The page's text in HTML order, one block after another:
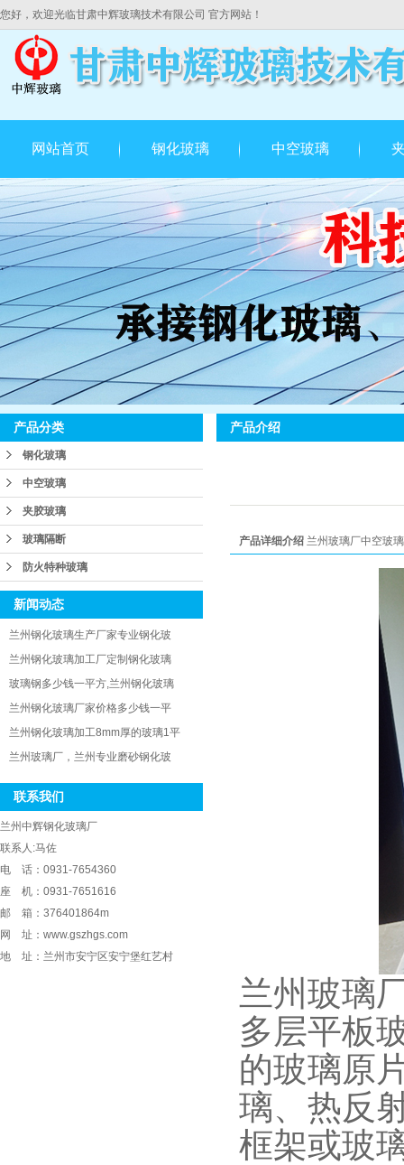
您好，欢迎光临甘肃中辉玻璃技术有限公司 官方网站！
网站首页 钢化玻璃 中空玻璃
产品分类
钢化玻璃
中空玻璃
夹胶玻璃
玻璃隔断
防火特种玻璃
新闻动态
兰州钢化玻璃生产厂家专业钢化玻
兰州钢化玻璃加工厂定制钢化玻璃
玻璃钢多少钱一平方,兰州钢化玻璃
兰州钢化玻璃厂家价格多少钱一平
兰州钢化玻璃加工8mm厚的玻璃1平
兰州玻璃厂，兰州专业磨砂钢化玻
联系我们
兰州中辉钢化玻璃厂
联系人:马佐
电 话：0931-7654360
座 机：0931-7651616
邮 箱：376401864m
网 址：www.gszhgs.com
地 址：兰州市安宁区安宁堡红艺村
产品介绍
产品详细介绍 兰州玻璃厂中空玻
兰州玻璃
多层平板
的玻璃原
璃、热反
框架或玻